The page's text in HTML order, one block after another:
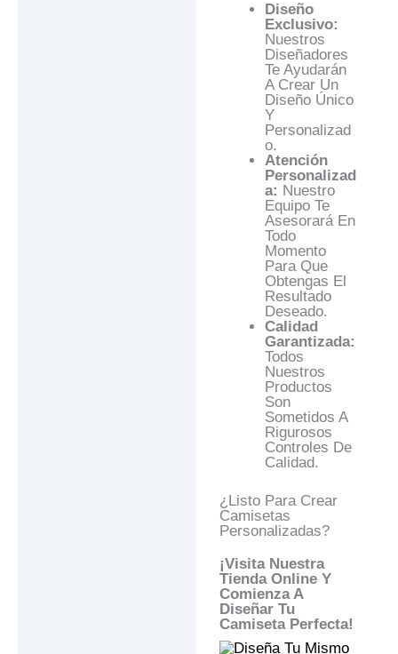
Diseño
Exclusivo:
Nuestros
Diseñadores
Te Ayudarán
A Crear Un
Diseño Único
Y
Personalizad
O.
Atención
Personalizad
A: Nuestro
Equipo Te
Asesorará En
Todo
Momento
Para Que
Obtengas El
Resultado
Deseado.
Calidad
Garantizada:
Todos
Nuestros
Productos
Son
Sometidos A
Rigurosos
Controles De
Calidad.
¿Listo Para Crear
Camisetas
Personalizadas?
¡Visita Nuestra
Tienda Online Y
Comienza A
Diseñar Tu
Camiseta Perfecta!